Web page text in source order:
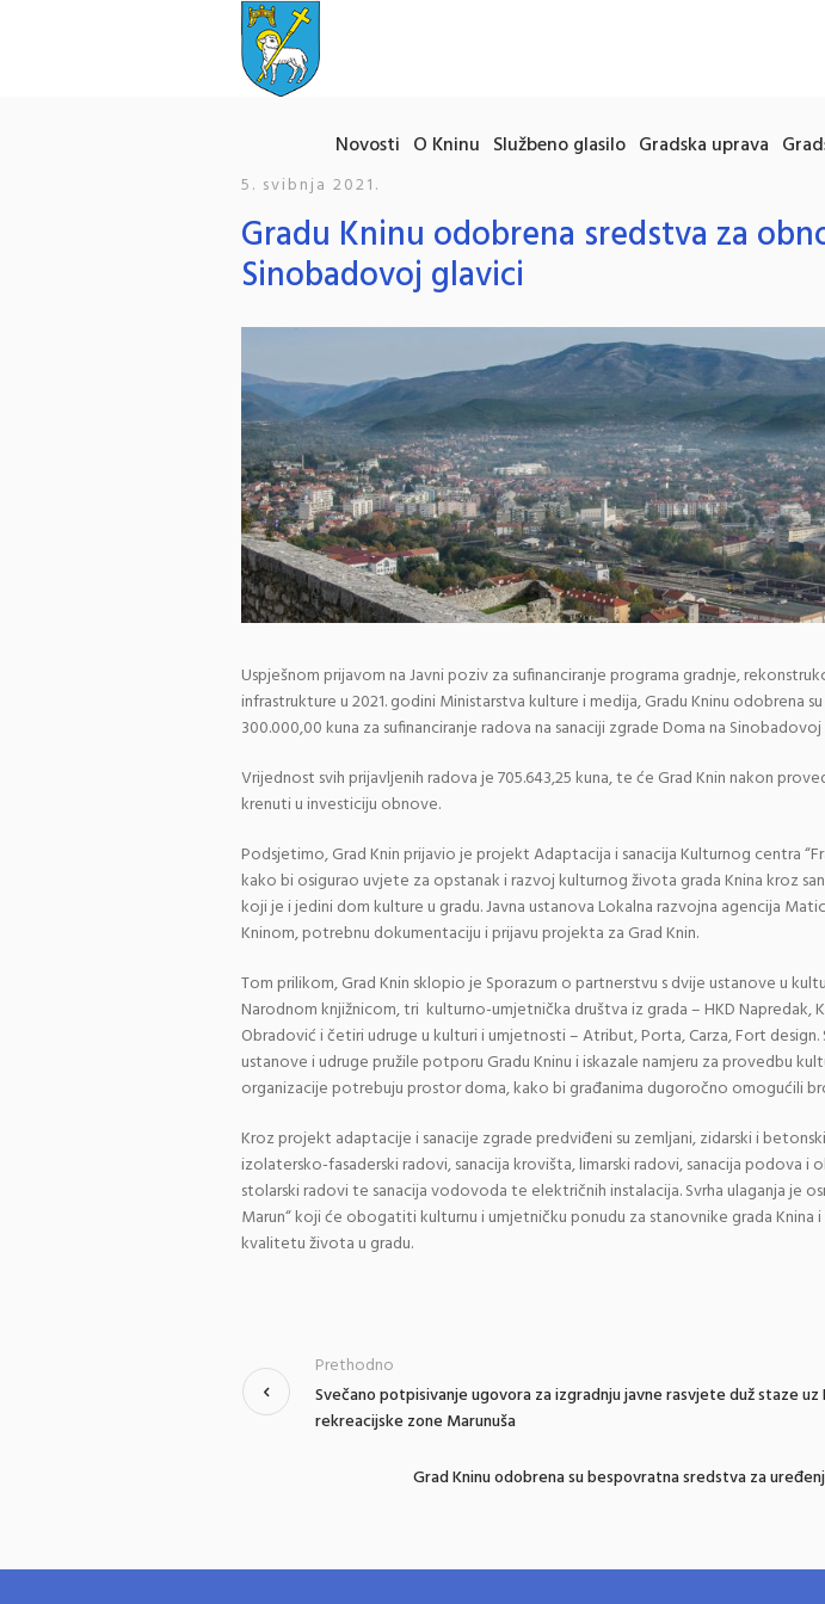
Novosti O Kninu Službeno glasilo Gradska uprava
5. svibnja 2021.
Gradu Kninu odobrena sredstva za
Sinobadovoj glavici
Uspješnom prijavom na Javni poziv za sufinanciranje programa gradnje,
infrastrukture u 2021. godini Ministarstva kulture i medija, Gradu Kninu odobrena
300.000,00 kuna za sufinanciranje radova na sanaciji zgrade Doma na
Vrijednost svih prijavljenih radova je 705.643,25 kuna, te će Grad Knin nakon
krenuti u investiciju obnove.
Podsjetimo, Grad Knin prijavio je projekt Adaptacija i sanacija Kulturnog centra
kako bi osigurao uvjete za opstanak i razvoj kulturnog života grada Knina kroz
koji je i jedini dom kulture u gradu. Javna ustanova Lokalna razvojna agencija
Kninom, potrebnu dokumentaciju i prijavu projekta za Grad Knin.
Tom prilikom, Grad Knin sklopio je Sporazum o partnerstvu s dvije ustanove u
Narodnom knjižnicom, tri kulturno-umjetnička društva iz grada – HKD Napredak,
Obradović i četiri udruge u kulturi i umjetnosti – Atribut, Porta, Carza, Fort
ustanove i udruge pružile potporu Gradu Kninu i iskazale namjeru za provedbu
organizacije potrebuju prostor doma, kako bi građanima dugoročno omogućili
Kroz projekt adaptacije i sanacije zgrade predviđeni su zemljani, zidarski i
izolatersko-fasaderski radovi, sanacija krovišta, limarski radovi, sanacija podova i
stolarski radovi te sanacija vodovoda te električnih instalacija. Svrha ulaganja je
Marun“ koji će obogatiti kulturnu i umjetničku ponudu za stanovnike grada
kvalitetu života u gradu.
Svečano potpisivanje ugovora za izgradnju javne rasvjete duž staze
rekreacijske zone Marunuša
Prethodno
Grad Kninu odobrena su bespovratna sredstva za